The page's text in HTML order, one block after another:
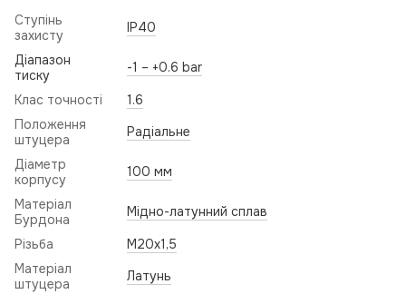
Ступінь
захисту
IP40
Діапазон
тиску
-1 – +0.6 bar
Клас точності
1.6
Положення
штуцера
Радіальне
Діаметр
корпусу
100 мм
Матеріал
Бурдона
Мідно-латунний сплав
Різьба
M20x1,5
Матеріал
штуцера
Латунь